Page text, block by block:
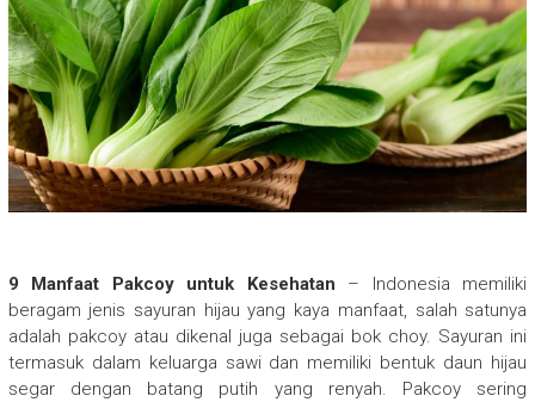
9 Manfaat Pakcoy untuk Kesehatan – Indonesia memiliki
beragam jenis sayuran hijau yang kaya manfaat, salah satunya
adalah pakcoy atau dikenal juga sebagai bok choy. Sayuran ini
termasuk dalam keluarga sawi dan memiliki bentuk daun hijau
segar dengan batang putih yang renyah. Pakcoy sering